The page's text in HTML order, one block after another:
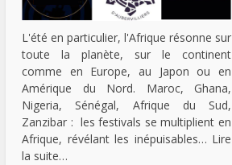
L'été en particulier, l'Afrique résonne sur
toute la planète, sur le continent
comme en Europe, au Japon ou en
Amérique du Nord. Maroc, Ghana,
Nigeria, Sénégal, Afrique du Sud,
Zanzibar : les festivals se multiplient en
Afrique, révélant les inépuisables… Lire
la suite…